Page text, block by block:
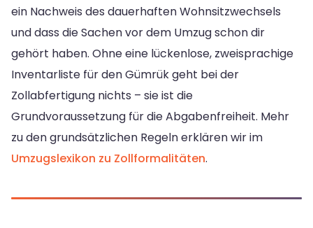
ein Nachweis des dauerhaften Wohnsitzwechsels
und dass die Sachen vor dem Umzug schon dir
gehört haben. Ohne eine lückenlose, zweisprachige
Inventarliste für den Gümrük geht bei der
Zollabfertigung nichts – sie ist die
Grundvoraussetzung für die Abgabenfreiheit. Mehr
zu den grundsätzlichen Regeln erklären wir im
Umzugslexikon zu Zollformalitäten.